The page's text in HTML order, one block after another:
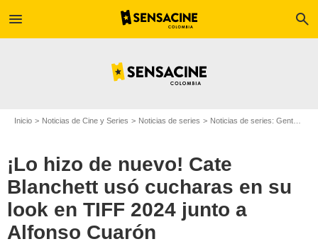
menu search
Inicio Noticias de Cine y Series Noticias de series Noticias de series: Gente
¡Lo hizo de nuevo! Cate
Blanchett usó cucharas en su
look en TIFF 2024 junto a
Alfonso CuarónUriel Linares / Sensacine Latam